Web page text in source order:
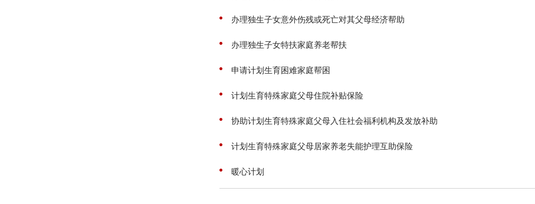
办理独生子女意外伤残或死亡对其父母经济帮助
办理独生子女特扶家庭养老帮扶
申请计划生育困难家庭帮困
计划生育特殊家庭父母住院补贴保险
协助计划生育特殊家庭父母入住社会福利机构及发放补助
计划生育特殊家庭父母居家养老失能护理互助保险
暖心计划